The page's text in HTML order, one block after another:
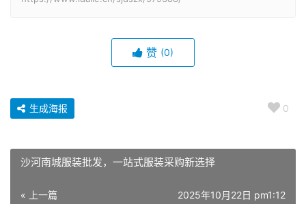
赞 (0)
0
生成海报
沙河南城服装批发，一站式服装采购新选择
« 上一篇 2025年10月22日 pm1:12